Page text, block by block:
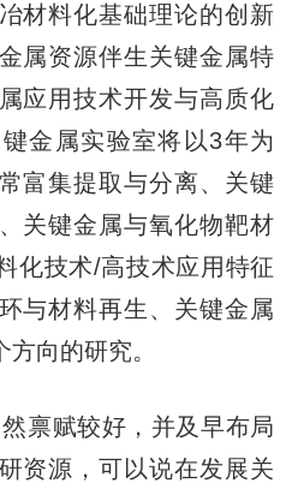
料化基础理论的创新
属资源伴生关键金属特
应用技术开发与高质化
金属实验室将以3年为
富集提取与分离、关键
关键金属与氧化物靶材
化技术/高技术应用特征
与材料再生、关键金属
向的研究。
禀赋较好，并及早布局
资源，可以说在发展关